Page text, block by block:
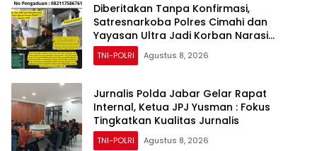
Diberitakan Tanpa Konfirmasi,
Satresnarkoba Polres Cimahi dan
Yayasan Ultra Jadi Korban Narasi
Sepihak
TNI-POLRI Agustus 8, 2026
Jurnalis Polda Jabar Gelar Rapat
Internal, Ketua JPJ Yusman : Fokus
Tingkatkan Kualitas Jurnalis
TNI-POLRI Agustus 8, 2026